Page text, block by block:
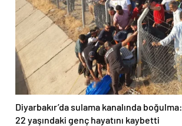
değerlendirildi
oranı yüzde 98’e
yükseldi
Diyarbakır’da sulama kanalında boğulma:
22 yaşındaki genç hayatını kaybetti